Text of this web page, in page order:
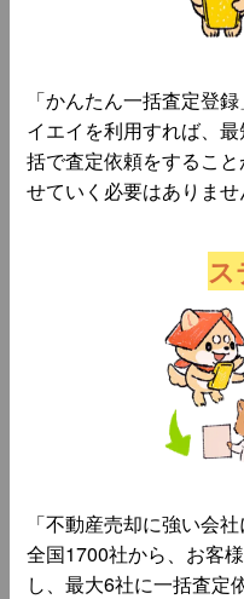
「かんたん一括査定登録
イエイを利用すれば、
括で査定依頼をするこ
せていく必要はありませ
ス
「不動産売却に強い会社
全国1700社から、お客
し、最大6社に一括査定